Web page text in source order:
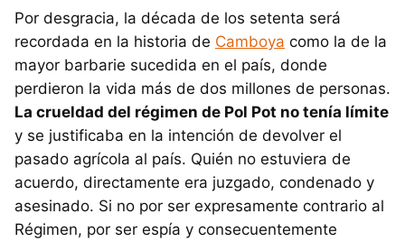
Por desgracia, la década de los setenta será
recordada en la historia de Camboya como la de la
mayor barbarie sucedida en el país, donde
perdieron la vida más de dos millones de personas.
La crueldad del régimen de Pol Pot no tenía límite
y se justificaba en la intención de devolver el
pasado agrícola al país. Quién no estuviera de
acuerdo, directamente era juzgado, condenado y
asesinado. Si no por ser expresamente contrario al
Régimen, por ser espía y consecuentemente